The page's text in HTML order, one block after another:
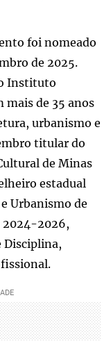
foi nomeado
de 2025.
Instituto
de 35 anos
urbanismo e
titular do
de Minas
estadual
Urbanismo de
2024-2026,
Disciplina,